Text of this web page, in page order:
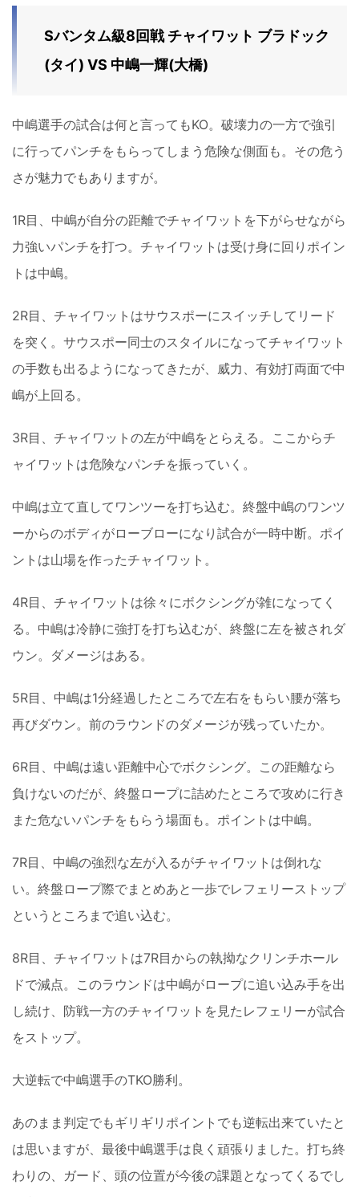
Sバンタム級8回戦 チャイワット ブラドック
(タイ) VS 中嶋一輝(大橋)
中嶋選手の試合は何と言ってもKO。破壊力の一方で強引
に行ってパンチをもらってしまう危険な側面も。その危う
さが魅力でもありますが。
1R目、中嶋が自分の距離でチャイワットを下がらせながら
力強いパンチを打つ。チャイワットは受け身に回りポイン
トは中嶋。
2R目、チャイワットはサウスポーにスイッチしてリード
を突く。サウスポー同士のスタイルになってチャイワット
の手数も出るようになってきたが、威力、有効打両面で中
嶋が上回る。
3R目、チャイワットの左が中嶋をとらえる。ここからチ
ャイワットは危険なパンチを振っていく。
中嶋は立て直してワンツーを打ち込む。終盤中嶋のワンツ
ーからのボディがローブローになり試合が一時中断。ポイ
ントは山場を作ったチャイワット。
4R目、チャイワットは徐々にボクシングが雑になってく
る。中嶋は冷静に強打を打ち込むが、終盤に左を被されダ
ウン。ダメージはある。
5R目、中嶋は1分経過したところで左右をもらい腰が落ち
再びダウン。前のラウンドのダメージが残っていたか。
6R目、中嶋は遠い距離中心でボクシング。この距離なら
負けないのだが、終盤ロープに詰めたところで攻めに行き
また危ないパンチをもらう場面も。ポイントは中嶋。
7R目、中嶋の強烈な左が入るがチャイワットは倒れな
い。終盤ロープ際でまとめあと一歩でレフェリーストップ
というところまで追い込む。
8R目、チャイワットは7R目からの執拗なクリンチホール
ドで減点。このラウンドは中嶋がロープに追い込み手を出
し続け、防戦一方のチャイワットを見たレフェリーが試合
をストップ。
大逆転で中嶋選手のTKO勝利。
あのまま判定でもギリギリポイントでも逆転出来ていたと
は思いますが、最後中嶋選手は良く頑張りました。打ち終
わりの、ガード、頭の位置が今後の課題となってくるでし